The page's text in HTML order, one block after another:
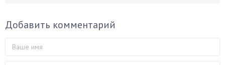
Добавить комментарий